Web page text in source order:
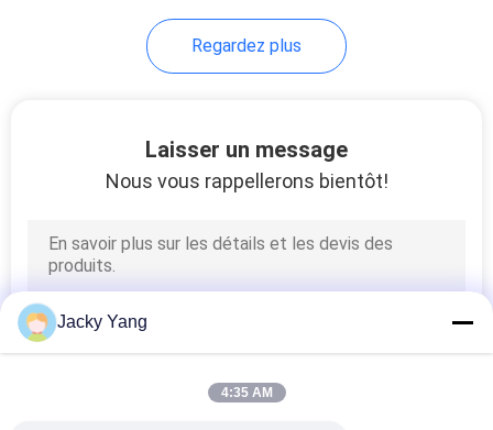
d'instrumentation
Câble de
température élevée
Regardez plus
Laisser un message
Nous vous rappellerons bientôt!
Jacky Yang
4:35 AM